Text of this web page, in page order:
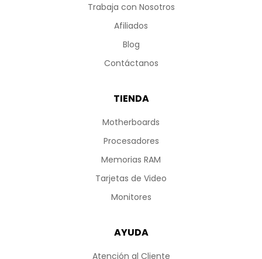
Trabaja con Nosotros
Afiliados
Blog
Contáctanos
TIENDA
Motherboards
Procesadores
Memorias RAM
Tarjetas de Video
Monitores
AYUDA
Atención al Cliente